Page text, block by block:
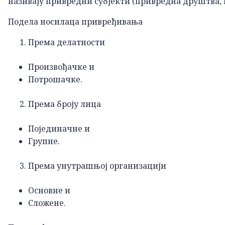
Подела носилаца привређивања
Према делатности
Произвођачке и
Потрошачке.
Према броју лица
Појединачне и
Групне.
Према унутрашњој организацији
Основне и
Сложене.